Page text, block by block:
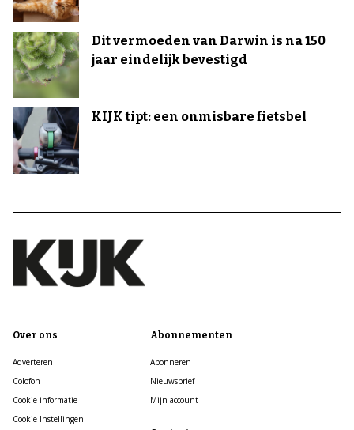
Dit vermoeden van Darwin is na 150
jaar eindelijk bevestigd
KIJK tipt: een onmisbare fietsbel
Over ons
Adverteren
Colofon
Cookie informatie
Cookie Instellingen
Abonnementen
Abonneren
Nieuwsbrief
Mijn account